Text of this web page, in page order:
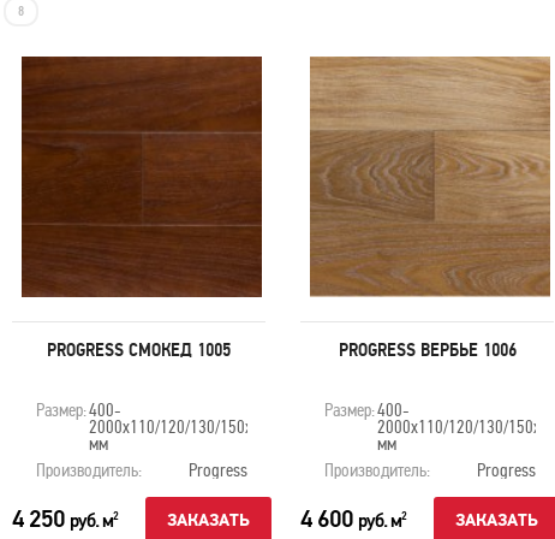
8
PROGRESS СМОКЕД 1005
Размер:400-
2000х110/120/130/150х20
мм
Производитель:
Progress
4 250 руб. м2 ЗАКАЗАТЬ
PROGRESS ВЕРБЬЕ 1006
Размер:400-
2000х110/120/130/150х20
мм
Производитель:
Progress
4 600 руб. м2 ЗАКАЗАТЬ